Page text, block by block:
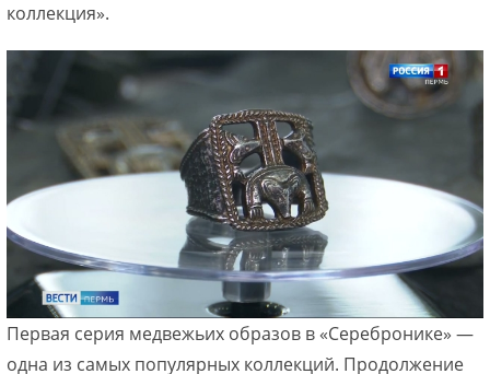
коллекция».
Первая серия медвежьих образов в «Серебронике» —
одна из самых популярных коллекций. Продолжение